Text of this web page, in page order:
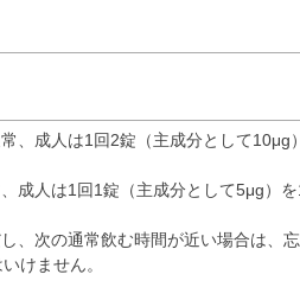
常、成人は1回2錠（主成分として10μg
、成人は1回1錠（主成分として5μg）
、次の通常飲む時間が近い場合は、
けません。